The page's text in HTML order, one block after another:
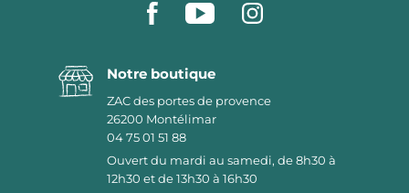
Notre boutique
ZAC des portes de provence
26200 Montélimar
04 75 01 51 88
Ouvert du mardi au samedi, de 8h30 à
12h30 et de 13h30 à 16h30